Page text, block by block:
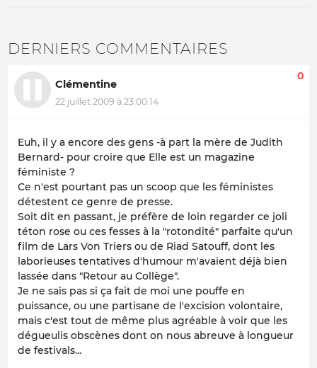
DERNIERS COMMENTAIRES
Clémentine
22 juillet 2009 à 23:00:14
0
Euh, il y a encore des gens -à part la mère de Judith
Bernard- pour croire que Elle est un magazine
féministe ?
Ce n'est pourtant pas un scoop que les féministes
détestent ce genre de presse.
Soit dit en passant, je préfère de loin regarder ce joli
téton rose ou ces fesses à la "rotondité" parfaite qu'un
film de Lars Von Triers ou de Riad Satouff, dont les
laborieuses tentatives d'humour m'avaient déjà bien
lassée dans "Retour au Collège".
Je ne sais pas si ça fait de moi une pouffe en
puissance, ou une partisane de l'excision volontaire,
mais c'est tout de même plus agréable à voir que les
dégueulis obscènes dont on nous abreuve à longueur
de festivals...